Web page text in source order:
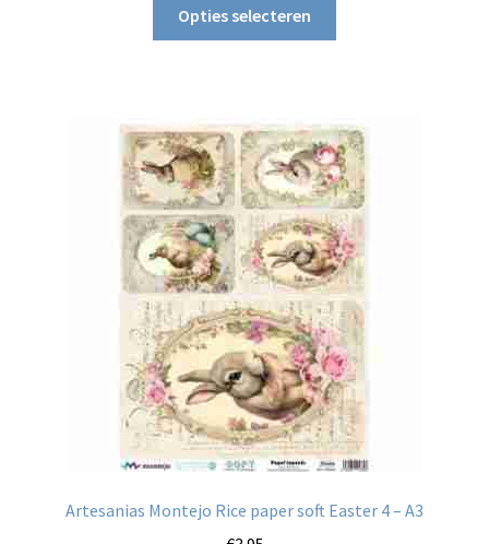
tot
€11.95
Opties selecteren
Deze
optie
kan
gekozen
worden
op
de
productpagina
Artesanias Montejo Rice paper soft Easter 4 – A3